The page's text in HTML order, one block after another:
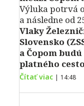
Výluka potrvá
a následne od
Vlaky
Slovensko
a Čopom
platného
Čítať viac | 14:48